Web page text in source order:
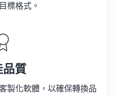
標格式。
品質
製化軟體，以確保轉換品